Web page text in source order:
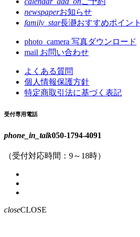
newspaperお知らせ
family_star長瀞おすすめポイント
photo_camera 写真ダウンロード
mail お問い合わせ
よくある質問
個人情報保護方針
特定商取引法に基づく表記
受付専用電話
phone_in_talk050-1794-4091
（受付対応時間：9～18時）
closeCLOSE